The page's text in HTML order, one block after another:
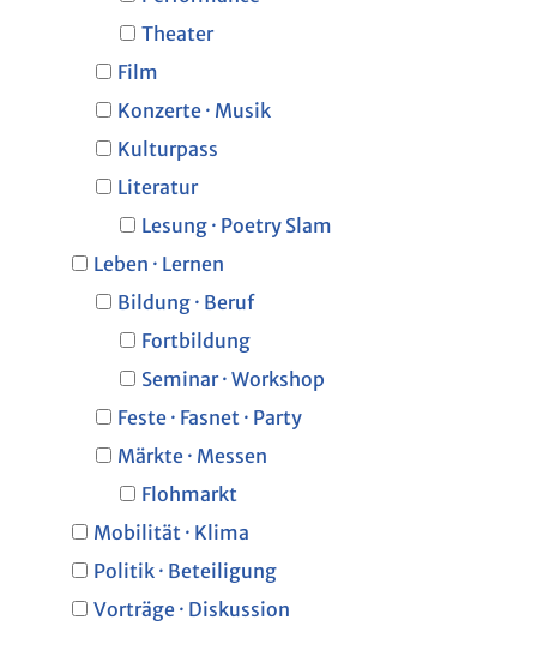
Theater
Film
Konzerte · Musik
Kulturpass
Literatur
Lesung · Poetry Slam
Leben · Lernen
Bildung · Beruf
Fortbildung
Seminar · Workshop
Feste · Fasnet · Party
Märkte · Messen
Flohmarkt
Mobilität · Klima
Politik · Beteiligung
Vorträge · Diskussion